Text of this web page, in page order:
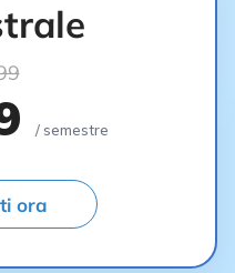
/ semestre
ora